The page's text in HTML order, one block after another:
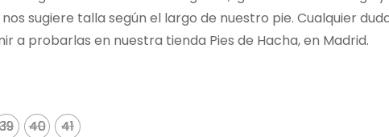
sugiere talla según el largo de nuestro pie. Cualquier
a probarlas en nuestra tienda Pies de Hacha, en Madrid.
39
39 40
40 41
41